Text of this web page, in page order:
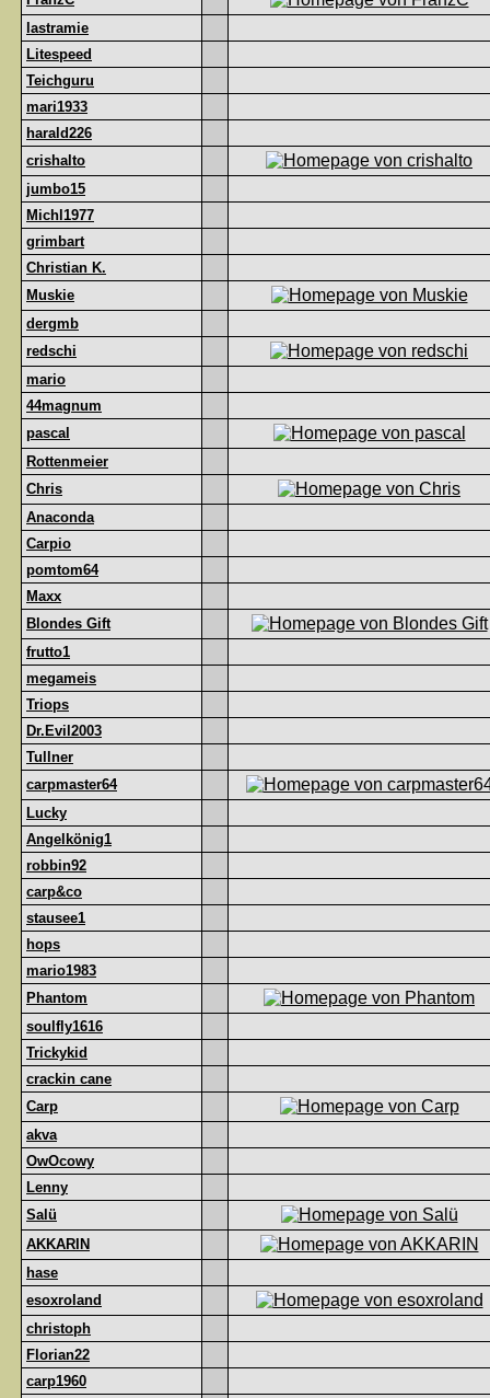
lastramie
Litespeed
Teichguru
mari1933
harald226
crishalto
jumbo15
Michl1977
grimbart
Christian K.
Muskie
dergmb
redschi
mario
44magnum
pascal
Rottenmeier
Chris
Anaconda
Carpio
pomtom64
Maxx
Blondes Gift
frutto1
megameis
Triops
Dr.Evil2003
Tullner
carpmaster64
Lucky
Angelkönig1
robbin92
carp&co
stausee1
hops
mario1983
Phantom
soulfly1616
Trickykid
crackin cane
Carp
akva
OwOcowy
Lenny
Salü
AKKARIN
hase
esoxroland
christoph
Florian22
carp1960